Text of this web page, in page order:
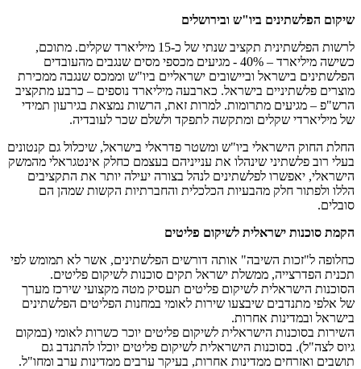
שיקום הפלשתינים ביו"ש ובירושלים
לרשות הפלשתינית תקציב שנתי של כ-15 מיליארד שקלים. מתוכם,
כשישה מיליארד – 40% - מגיעים מכספי מסים שנגבים מהעובדים
הפלשתינים בישראל וביישובים ישראליים ביו"ש וממכס שנגבה ממכירת
מוצרים פלשתיניים בישראל. כארבעה מיליארד נוספים – כרבע מתקציב
הרש"פ – מגיעים מתרומות. למרות זאת, הרשות נמצאת בגירעון תמידי
של מיליארדי שקלים ומתקשה לתפקד ולשלם שכר לעובדיה.
החלת החוק הישראלי ביו"ש ומשטר פדראלי בישראל, שיכלול גם קנטונים
בעלי רוב פלשתיני שינהלו את ענייניהם בעצמם כחלק אינטגראלי מהמשק
הישראלי, יאפשרו לפלשתינים לנהל בצורה יעילה יותר את התקציבים
הללו ולפתור חלק מהבעיות הכלכלית והחברתיות הקשות שמהן הם
סובלים.
הקמת סוכנות ישראלית לשיקום פליטים
כחלופה ל"זכות השיבה" אותה דורשים הפלשתינים, אשר לא תמומש לפי
תכנית הפדרצייה, ממשלת ישראל תקים סוכנות לשיקום פליטים.
הסוכנות הישראלית לשיקום פליטים תעסיק מטה מקצועי שירכז מערך
של אלפי מתנדבים שיבצעו שירות לאומי במחנות הפליטים הפלשתינים
בישראל ובמדינות אחרות.
השירות בסוכנות הישראלית לשיקום פליטים יוכר כשרות לאומי (במקום
גיוס לצה"ל). בסוכנות הישראלית לשיקום פליטים יוכלו להתנדב גם
תושבים ואזרחים ממדינות אחרות, בעיקר ערבים ממדינות ערב ומחו"ל.